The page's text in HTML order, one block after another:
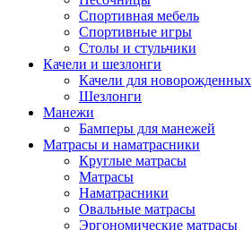
Спортивная мебель
Спортивные игры
Столы и стульчики
Качели и шезлонги
Качели для новорожденных
Шезлонги
Манежи
Бамперы для манежей
Матрасы и наматрасники
Круглые матрасы
Матрасы
Наматрасники
Овальные матрасы
Эргономические матрасы